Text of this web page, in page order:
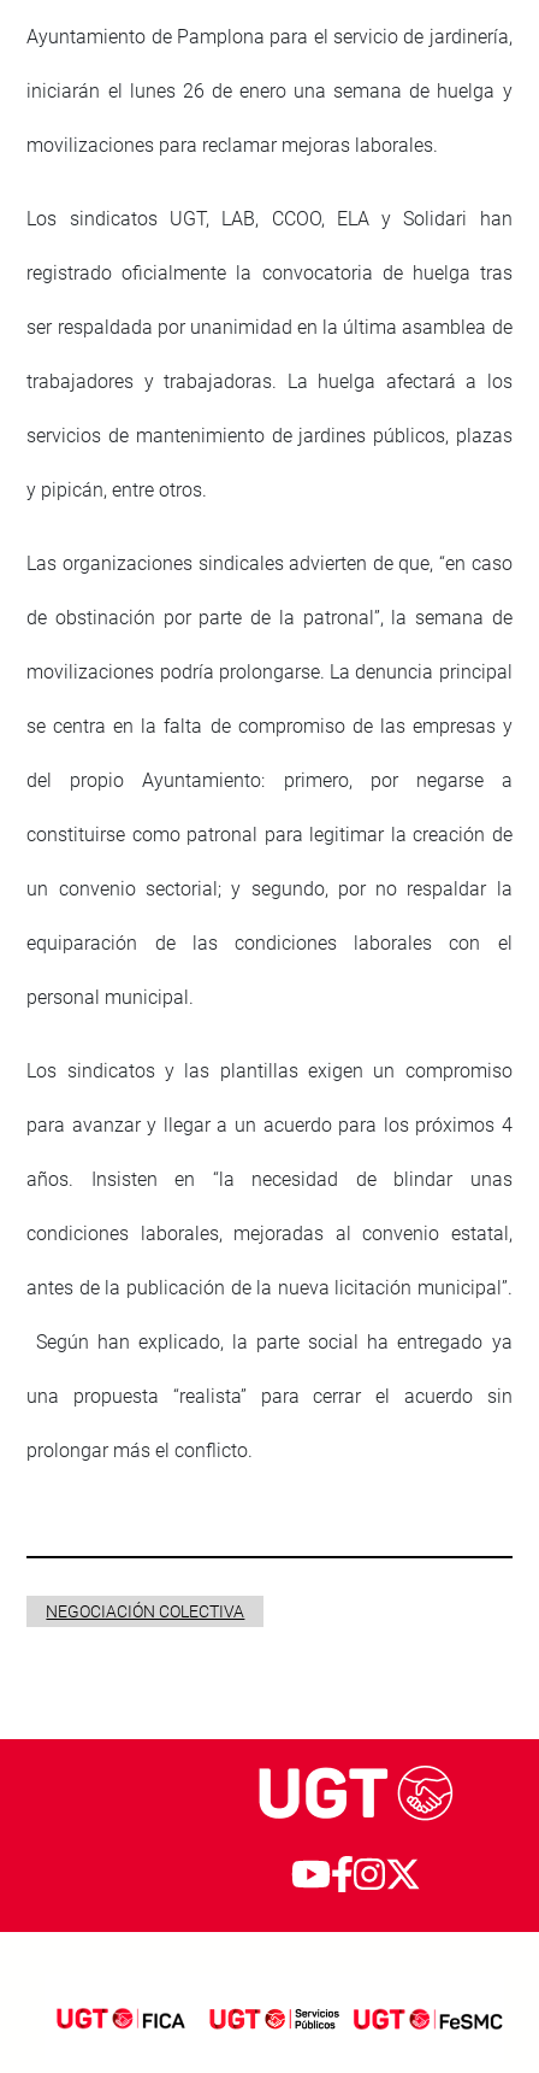
Ayuntamiento de Pamplona para el servicio de jardinería,
iniciarán el lunes 26 de enero una semana de huelga y
movilizaciones para reclamar mejoras laborales.
Los sindicatos UGT, LAB, CCOO, ELA y Solidari han
registrado oficialmente la convocatoria de huelga tras
ser respaldada por unanimidad en la última asamblea de
trabajadores y trabajadoras. La huelga afectará a los
servicios de mantenimiento de jardines públicos, plazas
y pipicán, entre otros.
Las organizaciones sindicales advierten de que, “en caso
de obstinación por parte de la patronal”, la semana de
movilizaciones podría prolongarse. La denuncia principal
se centra en la falta de compromiso de las empresas y
del propio Ayuntamiento: primero, por negarse a
constituirse como patronal para legitimar la creación de
un convenio sectorial; y segundo, por no respaldar la
equiparación de las condiciones laborales con el
personal municipal.
Los sindicatos y las plantillas exigen un compromiso
para avanzar y llegar a un acuerdo para los próximos 4
años. Insisten en “la necesidad de blindar unas
condiciones laborales, mejoradas al convenio estatal,
antes de la publicación de la nueva licitación municipal”.
Según han explicado, la parte social ha entregado ya
una propuesta “realista” para cerrar el acuerdo sin
prolongar más el conflicto.
NEGOCIACIÓN COLECTIVA